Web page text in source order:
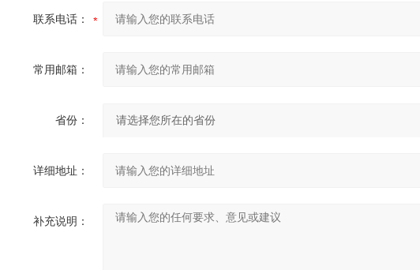
联系电话：
常用邮箱：
省份：
详细地址：
补充说明：